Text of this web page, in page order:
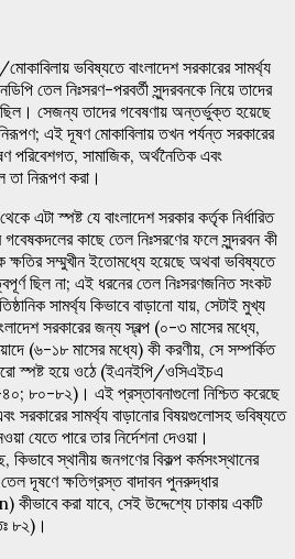
ভবিষ্যতে বাংলাদেশ সরকারের সামর্থ্য
তেল নিঃসরণ-পরবর্তী সুন্দরবনকে নিয়ে তাদের
সেজন্য তাদের গবেষণায় অন্তর্ভুক্ত হয়েছে
এই দূষণ মোকাবিলায় তখন পর্যন্ত সরকারের
পরিবেশগত, সামাজিক, অর্থনৈতিক এবং
তা নিরূপণ করা।
এটা স্পষ্ট যে বাংলাদেশ সরকার কর্তৃক নির্ধারিত
গবেষকদলের কাছে তেল নিঃসরণের ফলে সুন্দরবন কী
ক্ষতির সম্মুখীন ইতোমধ্যে হয়েছে অথবা ভবিষ্যতে
ছিল না; এই ধরনের তেল নিঃসরণজনিত সংকট
সামর্থ্য কিভাবে বাড়ানো যায়, সেটাই মুখ্য
সরকারের জন্য স্বল্প (০-৩ মাসের মধ্যে,
(৬-১৮ মাসের মধ্যে) কী করণীয়, সে সম্পর্কিত
স্পষ্ট হয়ে ওঠে (ইএনইপি/ওসিএইচএ
৮০-৮২)। এই প্রস্তাবনাগুলো নিশ্চিত করেছে
এবং সরকারের সামর্থ্য বাড়ানোর বিষয়গুলোসহ ভবিষ্যতে
যেতে পারে তার নির্দেশনা দেওয়া।
কিভাবে স্থানীয় জনগণের বিকল্প কর্মসংস্থানের
দূষণে ক্ষতিগ্রস্ত বাদাবন পুনরুদ্ধার
করা যাবে, সেই উদ্দেশ্যে ঢাকায় একটি
৮২)।